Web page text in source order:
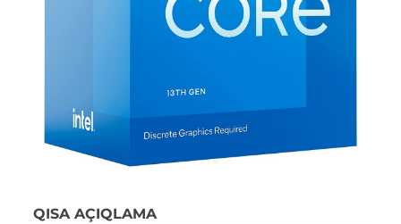
QISA AÇIQLAMA